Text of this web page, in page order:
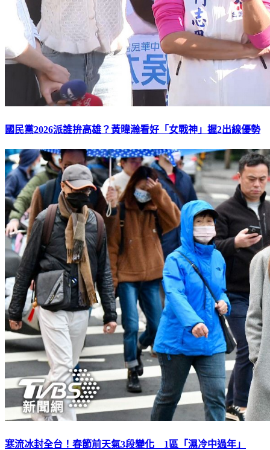
國民黨2026派誰拚高雄？黃暐瀚看好「女戰神」握2出線優勢
寒流冰封全台！春節前天氣3段變化 1區「濕冷中過年」